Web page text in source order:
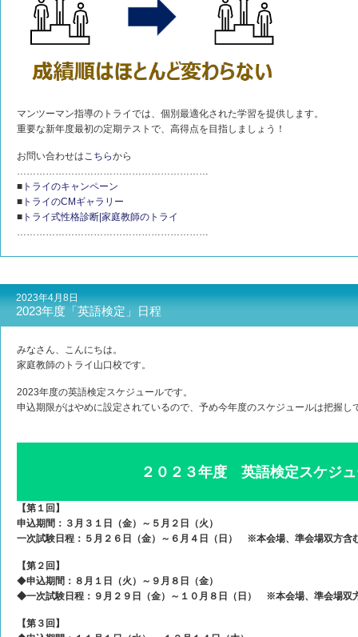
マンツーマン指導のトライでは、個別最適化された学習を提供します。
重要な新年度最初の定期テストで、高得点を目指しましょう！
お問い合わせはこちらから
……………………………………………………
■ トライのキャンペーン
■ トライのCMギャラリー
■ トライ式性格診断|家庭教師のトライ
……………………………………………………
2023年4月8日
2023年度「英語検定」日程
みなさん、こんにちは。
家庭教師のトライ山口校です。
2023年度の英語検定スケジュールです。
申込期限がはやめに設定されているので、予め今年度のスケジュールは把握し
２０２３年度 英語検定スケジ
【第１回】
申込期間：３月３１日（金）～５月２日（火）
一次試験日程：５月２６日（金）～６月４日（日） ※本会場、準会場双方含
【第２回】
◆申込期間：８月１日（火）～９月８日（金）
◆一次試験日程：９月２９日（金）～１０月８日（日） ※本会場、準会場双
【第３回】